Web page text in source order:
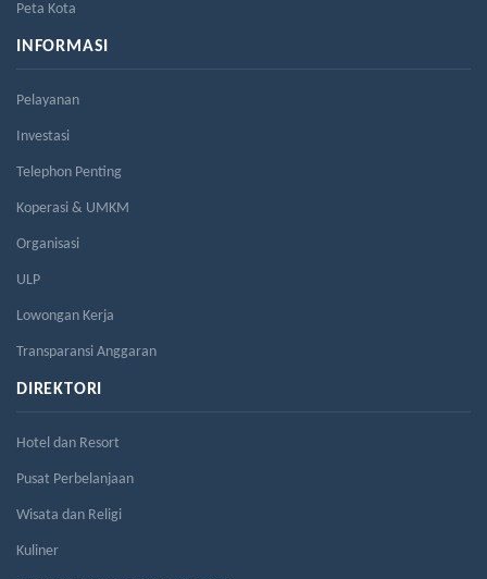
Peta Kota
INFORMASI
Pelayanan
Investasi
Telephon Penting
Koperasi & UMKM
Organisasi
ULP
Lowongan Kerja
Transparansi Anggaran
DIREKTORI
Hotel dan Resort
Pusat Perbelanjaan
Wisata dan Religi
Kuliner